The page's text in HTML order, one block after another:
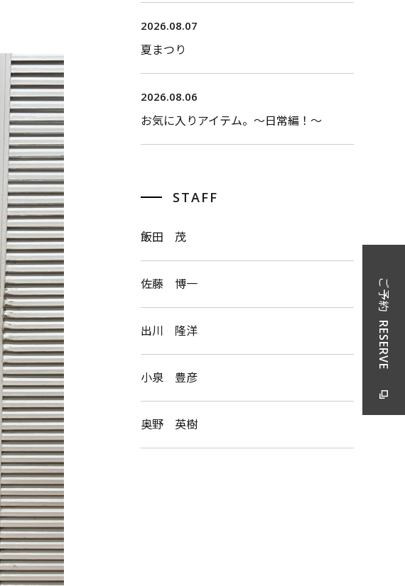
2026.08.07
夏まつり
2026.08.06
お気に入りアイテム。〜日常編！〜
STAFF
飯田 茂
佐藤 博一
出川 隆洋
小泉 豊彦
奥野 英樹
ご予約
RESERVE